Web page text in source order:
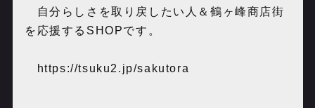
自分らしさを取り戻したい人＆鶴ヶ峰商店街
を応援するSHOPです。
https://tsuku2.jp/sakutora